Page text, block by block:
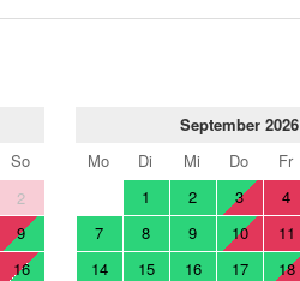
So
2
9
16
September 2026
Mo
Di Mi Do Fr
1
2 3 4
7
8 9 10 11
14
15 16 17 18